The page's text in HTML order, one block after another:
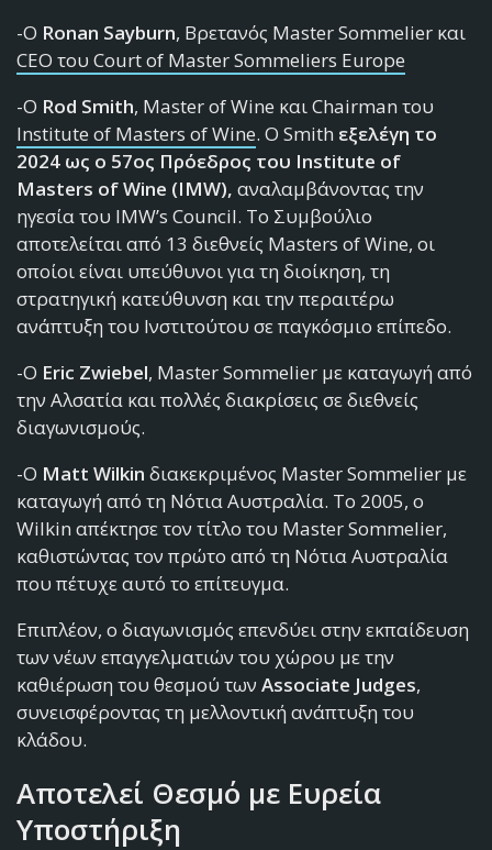
-O Ronan Sayburn, Βρετανός Master Sommelier και
CEO του Court of Master Sommeliers Europe
-O Rod Smith, Master of Wine και Chairman του
Institute of Masters of Wine. Ο Smith εξελέγη το
2024 ως ο 57ος Πρόεδρος του Institute of
Masters of Wine (IMW), αναλαμβάνοντας την
ηγεσία του IMW’s Council. Το Συμβούλιο
αποτελείται από 13 διεθνείς Masters of Wine, οι
οποίοι είναι υπεύθυνοι για τη διοίκηση, τη
στρατηγική κατεύθυνση και την περαιτέρω
ανάπτυξη του Ινστιτούτου σε παγκόσμιο επίπεδο.
-O Eric Zwiebel, Master Sommelier με καταγωγή από
την Αλσατία και πολλές διακρίσεις σε διεθνείς
διαγωνισμούς.
-Ο Matt Wilkin διακεκριμένος Master Sommelier με
καταγωγή από τη Νότια Αυστραλία. Το 2005, ο
Wilkin απέκτησε τον τίτλο του Master Sommelier,
καθιστώντας τον πρώτο από τη Νότια Αυστραλία
που πέτυχε αυτό το επίτευγμα.
Επιπλέον, ο διαγωνισμός επενδύει στην εκπαίδευση
των νέων επαγγελματιών του χώρου με την
καθιέρωση του θεσμού των Associate Judges,
συνεισφέροντας τη μελλοντική ανάπτυξη του
κλάδου.
Αποτελεί Θεσμό με Ευρεία
Υποστήριξη